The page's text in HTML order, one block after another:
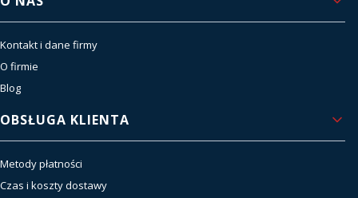
Kontakt i dane firmy
O firmie
Blog
OBSŁUGA KLIENTA
Metody płatności
Czas i koszty dostawy